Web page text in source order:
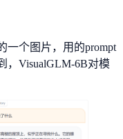
一个图片，用的prompt
，VisualGLM-6B对模